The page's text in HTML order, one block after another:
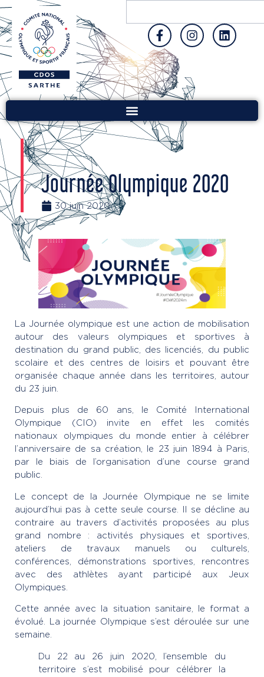
Journée Olympique 2020
30 juin 2020
La Journée olympique est une action de mobilisation
autour des valeurs olympiques et sportives à
destination du grand public, des licenciés, du public
scolaire et des centres de loisirs et pouvant être
organisée chaque année dans les territoires, autour
du 23 juin.
Depuis plus de 60 ans, le Comité International
Olympique (CIO) invite en effet les comités
nationaux olympiques du monde entier à célébrer
l’anniversaire de sa création, le 23 juin 1894 à Paris,
par le biais de l’organisation d’une course grand
public.
Le concept de la Journée Olympique ne se limite
aujourd’hui pas à cette seule course. Il se décline au
contraire au travers d’activités proposées au plus
grand nombre : activités physiques et sportives,
ateliers de travaux manuels ou culturels,
conférences, démonstrations sportives, rencontres
avec des athlètes ayant participé aux Jeux
Olympiques.
Cette année avec la situation sanitaire, le format a
évolué. La journée Olympique s’est déroulée sur une
semaine.
Du 22 au 26 juin 2020, l’ensemble du
territoire s’est mobilisé pour célébrer la